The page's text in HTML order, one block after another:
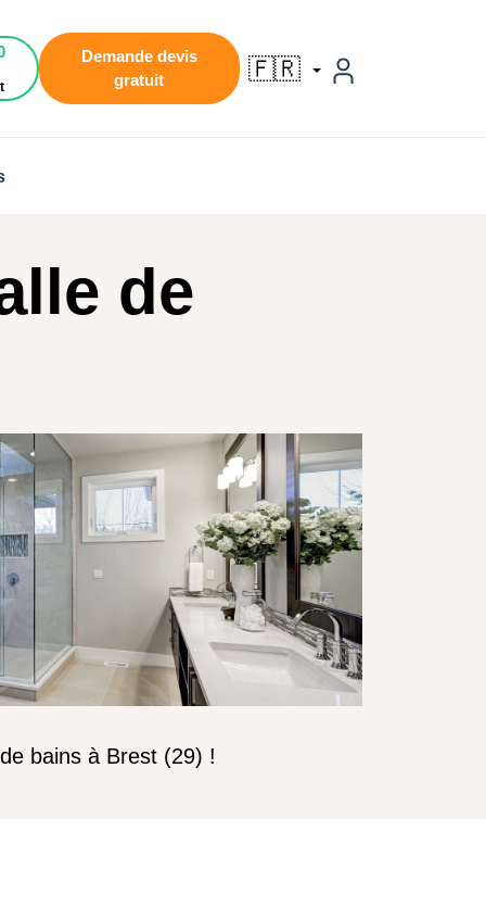
Demande devis
gratuit
🇫🇷
de
bains à Brest (29) !